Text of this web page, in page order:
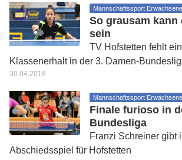
Mannschaftssport Erwachsene
So grausam kann
sein
TV Hofstetten fehlt
Klassenerhalt in der 3. Damen-
30.04.2018
Mannschaftssport Erwachsene
Finale furioso in
Bundesliga
Franzi Schreiner gibt
Abschiedsspiel für Hofstetten